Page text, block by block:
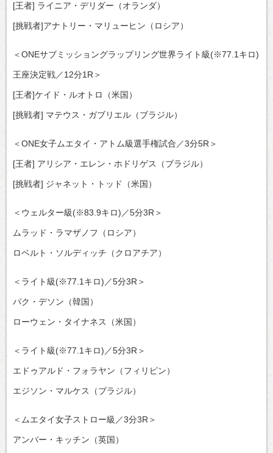
[王者] ライニア・デリダー（オランダ）
[挑戦者]アナトリー・マリューヒン（ロシア）
＜ONEサブミッショングラップリング世界ライト級(※77.1キロ)
王座決定戦／12分1R＞
[王者]ケイド・ルオトロ（米国）
[挑戦者] マテウス・ガブリエル（ブラジル）
＜ONE女子ムエタイ・アトム級選手権試合／3分5R＞
[王者] アリシア・エレン・ホドリゲス（ブラジル）
[挑戦者] ジャネット・トッド（米国）
＜ウェルター級(※83.9キロ)／5分3R＞
ムラッド・ラマザノフ（ロシア）
ロベルト・ソルディッチ（クロアチア）
＜ライト級(※77.1キロ)／5分3R＞
パク・デソン（韓国）
ローウェン・タイナネス（米国）
＜ライト級(※77.1キロ)／5分3R＞
エドゥアルド・フォラヤン（フィリピン）
エジソン・マルケス（ブラジル）
＜ムエタイ女子ストロー級／3分3R＞
アンバー・キッチン（英国）